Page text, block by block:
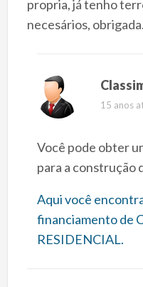
propria, já tenho
necesários, obrigada.
15 anos
Você pode obter
para a construção
Aqui você
financiamento de
RESIDENCIAL.